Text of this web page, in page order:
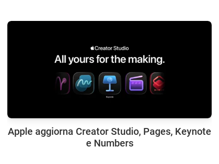
Apple aggiorna Creator Studio, Pages, Keynote
e Numbers